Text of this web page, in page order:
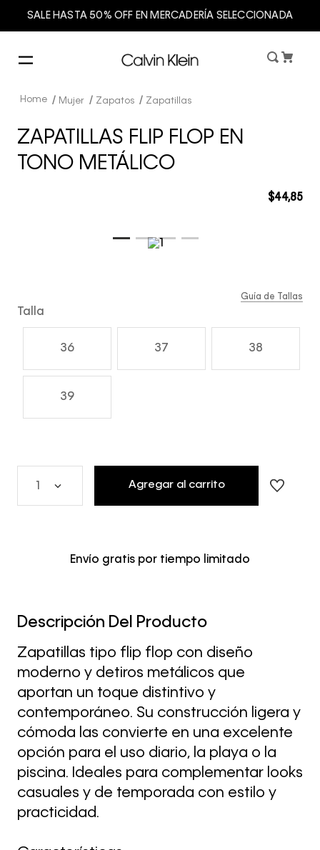
SALE HASTA 50% OFF EN MERCADERÍA SELECCIONADA
Mujer Zapatos Zapatillas
ZAPATILLAS FLIP FLOP EN
TONO METÁLICO
$44,85
Talla
36 37 38
39
Guía de Tallas
Agregar al carrito
Envío gratis por tiempo limitado
Descripción Del Producto
Zapatillas tipo flip flop con diseño
moderno y detiros metálicos que
aportan un toque distintivo y
contemporáneo. Su construcción ligera y
cómoda las convierte en una excelente
opción para el uso diario, la playa o la
piscina. Ideales para complementar looks
casuales y de temporada con estilo y
practicidad.